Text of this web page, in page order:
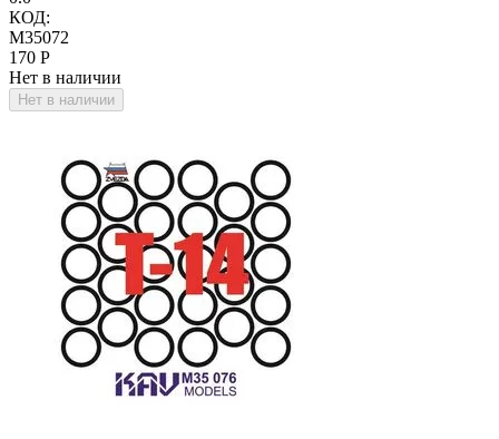
КОД:
M35072
‍170‍ Р
Нет в наличии
Нет в наличии